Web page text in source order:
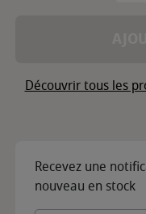
Découvrir tous les
Recevez une
nouveau en stock